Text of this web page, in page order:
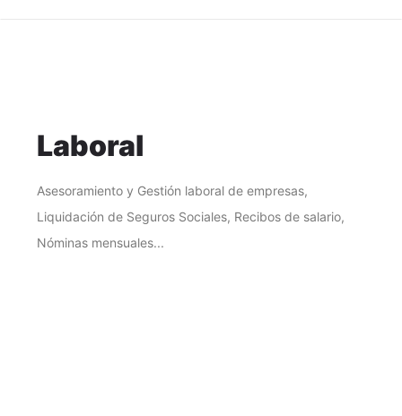
Laboral
Asesoramiento y Gestión laboral de empresas,
Liquidación de Seguros Sociales, Recibos de salario,
Nóminas mensuales...